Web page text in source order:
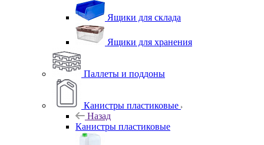
Ящики для склада
Ящики для хранения
Паллеты и поддоны
Канистры пластиковые
Назад
Канистры пластиковые